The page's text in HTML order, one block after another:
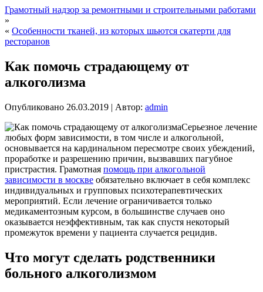
Грамотный надзор за ремонтными и строительными работами
»
« Особенности тканей, из которых шьются скатерти для
ресторанов
Как помочь страдающему от
алкоголизма
Опубликовано 26.03.2019 | Автор: admin
Серьезное лечение
любых форм зависимости, в том числе и алкогольной,
основывается на кардинальном пересмотре своих убеждений,
проработке и разрешению причин, вызвавших пагубное
пристрастия. Грамотная помощь при алкогольной
зависимости в москве обязательно включает в себя комплекс
индивидуальных и групповых психотерапевтических
мероприятий. Если лечение ограничивается только
медикаментозным курсом, в большинстве случаев оно
оказывается неэффективным, так как спустя некоторый
промежуток времени у пациента случается рецидив.
Что могут сделать родственники
больного алкоголизмом